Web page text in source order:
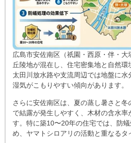
広島市安佐南区（祇園・西原・伴・大
丘陵地が混在し、住宅密集地と自然環
太田川放水路や支流周辺では地盤に水
湿気がこもりやすい傾向があります。
さらに安佐南区は、夏の蒸し暑さと
で結露が発生しやすく、木材の含水
す。特に築10〜20年の住宅では、防
め、ヤマトシロアリの活動と重なるタ